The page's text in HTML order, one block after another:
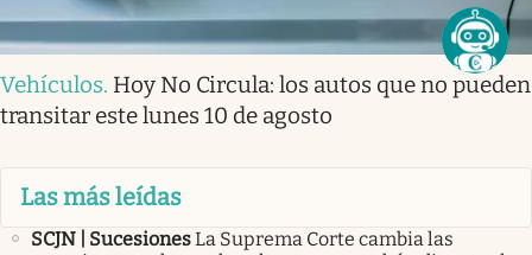
Vehículos. Hoy No Circula: los autos que no pueden
transitar este lunes 10 de agosto
Las más leídas
SCJN | SucesionesLa Suprema Corte cambia las